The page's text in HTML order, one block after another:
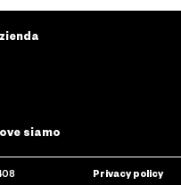
siamo
Privacy policy